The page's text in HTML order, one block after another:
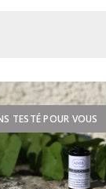
TESTÉ POUR VOUS